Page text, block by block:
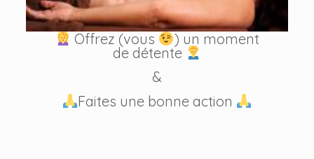
Offrez (vous
) un moment
de détente
&
Faites une bonne action